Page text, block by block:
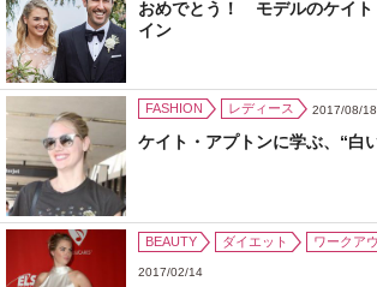
おめでとう！ モデルのケイト
イン
FASHION レディース 2017/08/18
ケイト・アプトンに学ぶ、“白
BEAUTY ダイエット ワークア
2017/02/14